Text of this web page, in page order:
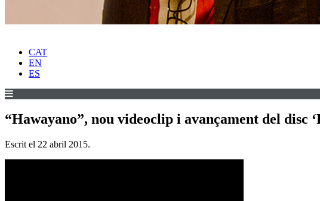
CAT
EN
ES
“Hawayano”, nou videoclip i avançament del disc
Escrit el 22 abril 2015.